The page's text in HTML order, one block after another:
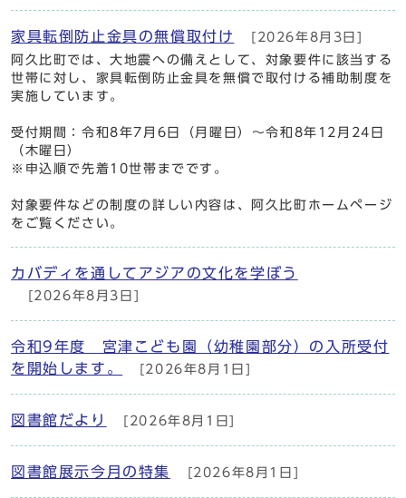
家具転倒防止金具の無償取付け
[2026年8月3日]
阿久比町では、大地震への備えとして、対象要件に該当する
世帯に対し、家具転倒防止金具を無償で取付ける補助制度を
実施しています。
受付期間：令和8年7月6日（月曜日）～令和8年12月24日
（木曜日）
※申込順で先着10世帯までです。
対象要件などの制度の詳しい内容は、阿久比町ホームページ
をご覧ください。
カバディを通してアジアの文化を学ぼう
[2026年8月3日]
令和9年度 宮津こども園（幼稚園部分）の入所受付
を開始します。
[2026年8月1日]
図書館だより [2026年8月1日]
図書館展示今月の特集 [2026年8月1日]